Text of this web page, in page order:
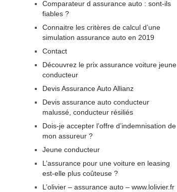
Comparateur d assurance auto : sont-ils
fiables ?
Connaitre les critères de calcul d’une
simulation assurance auto en 2019
Contact
Découvrez le prix assurance voiture jeune
conducteur
Devis Assurance Auto Allianz
Devis assurance auto conducteur
malussé, conducteur résiliés
Dois-je accepter l’offre d’indemnisation de
mon assureur ?
Jeune conducteur
L’assurance pour une voiture en leasing
est-elle plus coûteuse ?
L’olivier – assurance auto – www.lolivier.fr